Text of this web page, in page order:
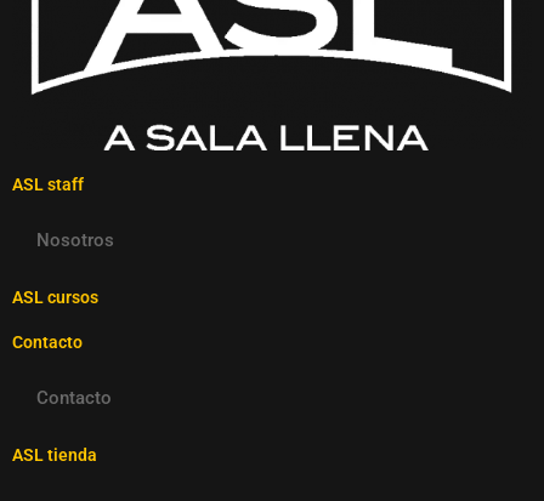
ASL staff
Nosotros
ASL cursos
Contacto
Contacto
ASL tienda